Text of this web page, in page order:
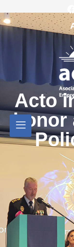
Acto
honor